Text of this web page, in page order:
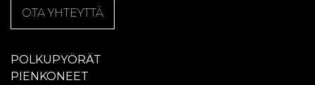
OTA YHTEYTTÄ
POLKUPYÖRÄT
PIENKONEET